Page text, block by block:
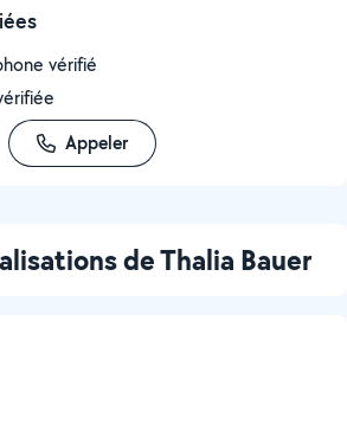
vérifié
Appeler
de Thalia Bauer